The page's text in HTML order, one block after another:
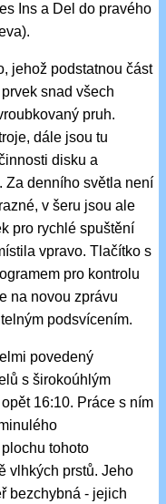
Ins a Del do pravého
jehož podstatnou část
snad všech
pruh.
dále jsou tu
disku a
Za denního světla není
v šeru jsou ale
pro rychlé spuštění
vpravo. Tlačítko s
pro kontrolu
na novou zprávu
podsvícením.
povedený
s širokoúhlým
16:10. Práce s ním
tohoto
vlhkých prstů. Jeho
bezchybná - jejich